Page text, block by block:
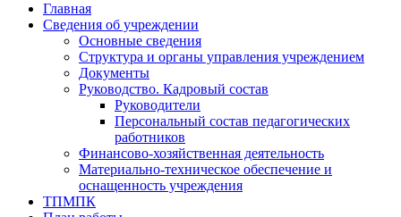
Главная
Сведения об учреждении
Основные сведения
Структура и органы управления учреждением
Документы
Руководство. Кадровый состав
Руководители
Персональный состав педагогических
работников
Финансово-хозяйственная деятельность
Материально-техническое обеспечение и
оснащенность учреждения
ТПМПК